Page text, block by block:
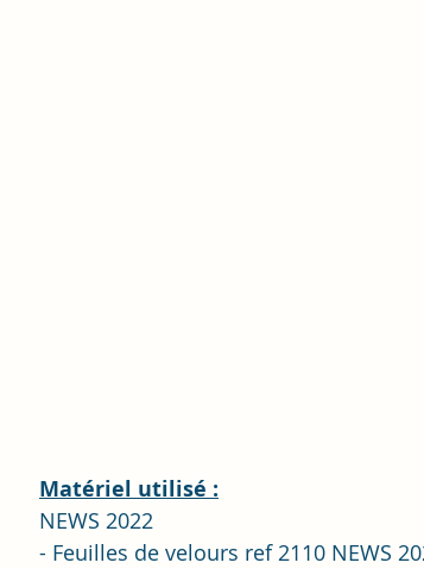
Matériel utilisé :
NEWS 2022
- Feuilles de velours ref 2110 NEWS